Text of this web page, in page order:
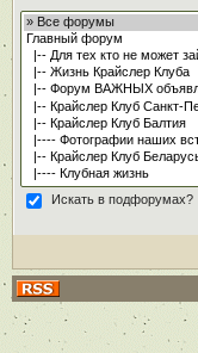
Искать в подфорумах?